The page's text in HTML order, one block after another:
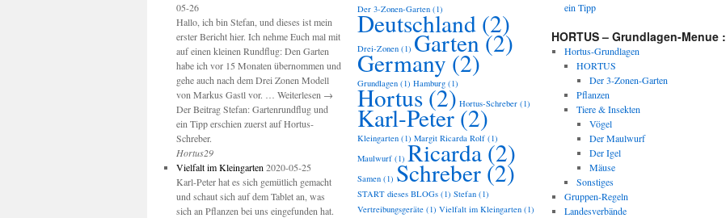
05-26
Hallo, ich bin Stefan, und dieses ist mein
erster Bericht hier. Ich nehme Euch mal mit
auf einen kleinen Rundflug: Den Garten
habe ich vor 15 Monaten übernommen und
gehe auch nach dem Drei Zonen Modell
von Markus Gastl vor. … Weiterlesen →
Der Beitrag Stefan: Gartenrundflug und
ein Tipp erschien zuerst auf Hortus-
Schreber.
Hortus29
Vielfalt im Kleingarten 2020-05-25
Karl-Peter hat es sich gemütlich gemacht
und schaut sich auf dem Tablet an, was
sich an Pflanzen bei uns eingefunden hat.
Der 3-Zonen-Garten (1)
Deutschland (2)
Drei-Zonen (1) Garten(2)
Germany(2)
Grundlagen (1) Hamburg (1)
Hortus(2) Hortus-Schreber (1)
Karl-Peter(2)
Kleingarten (1) Margit Ricarda Rolf (1)
Maulwurf (1) Ricarda(2)
Samen (1) Schreber(2)
START dieses BLOGs (1) Stefan (1)
Vertreibungsgeräte (1) Vielfalt im Kleingarten (1)
ein Tipp
HORTUS – Grundlagen-Menue :
Hortus-Grundlagen
HORTUS
Der 3-Zonen-Garten
Pflanzen
Tiere & Insekten
Vögel
Der Maulwurf
Der Igel
Mäuse
Sonstiges
Gruppen-Regeln
Landesverbände